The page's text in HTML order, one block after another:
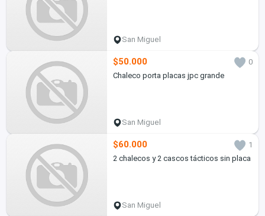
San Miguel
$50.000
0
Chaleco porta placas jpc grande
San Miguel
$60.000
1
2 chalecos y 2 cascos tácticos sin placa
San Miguel